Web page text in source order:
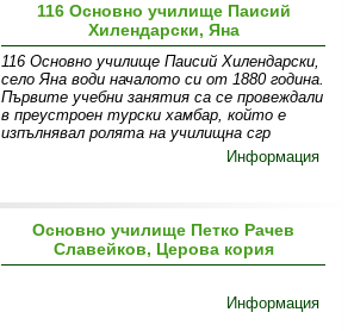
116 Основно училище Паисий
Хилендарски, Яна
116 Основно училище Паисий Хилендарски,
село Яна води началото си от 1880 година.
Първите учебни занятия са се провеждали
в преустроен турски хамбар, който е
изпълнявал ролята на училищна сгр
Информация
Основно училище Петко Рачев
Славейков, Церова кория
Информация